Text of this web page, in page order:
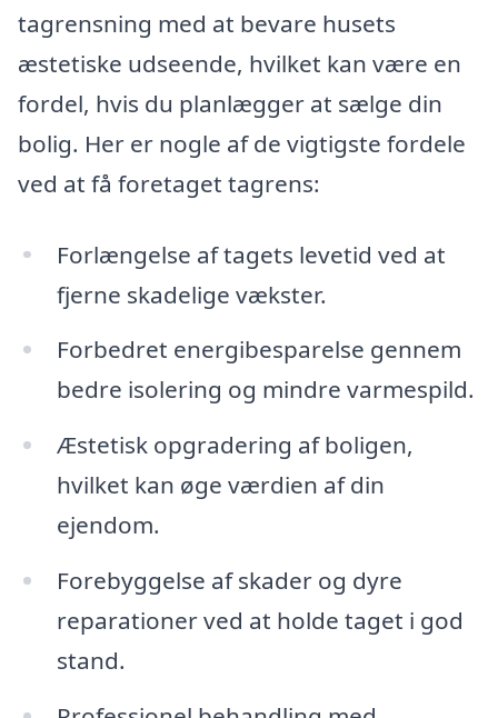
tagrensning med at bevare husets
æstetiske udseende, hvilket kan være en
fordel, hvis du planlægger at sælge din
bolig. Her er nogle af de vigtigste fordele
ved at få foretaget tagrens:
Forlængelse af tagets levetid ved at
fjerne skadelige vækster.
Forbedret energibesparelse gennem
bedre isolering og mindre varmespild.
Æstetisk opgradering af boligen,
hvilket kan øge værdien af din
ejendom.
Forebyggelse af skader og dyre
reparationer ved at holde taget i god
stand.